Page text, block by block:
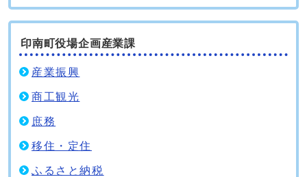
印南町役場企画産業課
産業振興
商工観光
庶務
移住・定住
ふるさと納税